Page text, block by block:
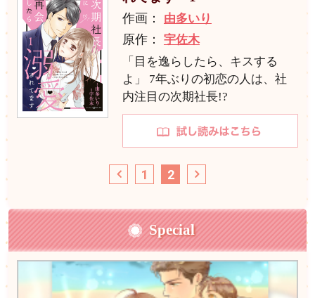
作画： 由多いり
原作： 宇佐木
「目を逸らしたら、キスする
よ」 7年ぶりの初恋の人は、社
内注目の次期社長!?
1 2
Special